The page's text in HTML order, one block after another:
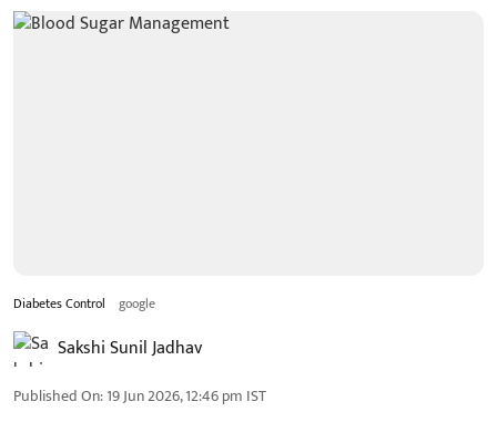
Diabetes Control google
Sakshi Sunil Jadhav
Published On:19 Jun 2026, 12:46 pm IST